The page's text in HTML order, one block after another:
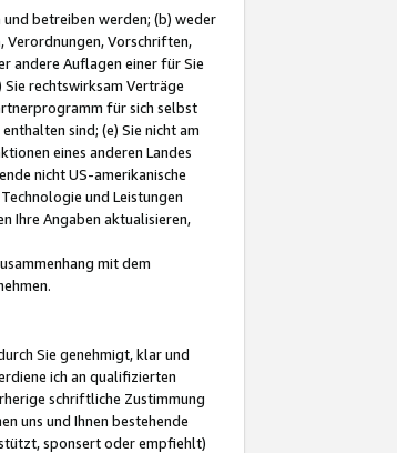
betreiben werden; (b) weder
Verordnungen, Vorschriften,
andere Auflagen einer für Sie
rechtswirksam Verträge
für sich selbst
sind; (e) Sie nicht am
eines anderen Landes
nicht US-amerikanische
und Leistungen
Ihre Angaben aktualisieren,
mit dem
Sie genehmigt, klar und
ich an qualifizierten
schriftliche Zustimmung
uns und Ihnen bestehende
sponsert oder empfiehlt)